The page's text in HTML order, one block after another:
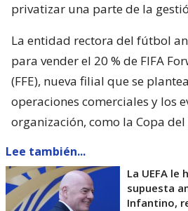
privatizar una parte de la
La entidad rectora del fútbol
para vender el 20 % de FIFA
(FFE), nueva filial que se
operaciones comerciales y los
organización, como la Copa
Lee también...
La UEFA le
supuesta
Infantino,